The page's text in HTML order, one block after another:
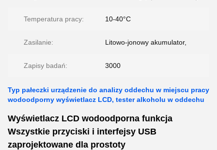
Temperatura pracy: 10-40°C
Zasilanie: Litowo-jonowy akumulator,
Zapisy badań: 3000
Typ pałeczki urządzenie do analizy oddechu w miejscu pracy
wodoodporny wyświetlacz LCD, tester alkoholu w oddechu
Wyświetlacz LCD wodoodporna funkcja
Wszystkie przyciski i interfejsy USB
zaprojektowane dla prostoty